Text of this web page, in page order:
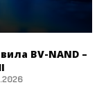
BV-NAND –